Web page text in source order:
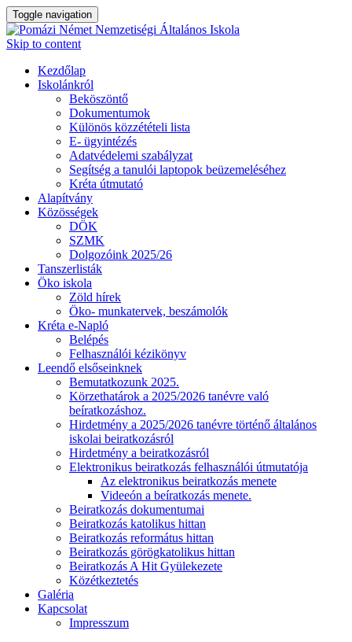
Toggle navigation
Skip to content
Kezdőlap
Iskolánkról
Beköszöntő
Dokumentumok
Különös közzétételi lista
E- ügyintézés
Adatvédelemi szabályzat
Segítség a tanulói laptopok beüzemeléséhez
Kréta útmutató
Alapítvány
Közösségek
DÖK
SZMK
Dolgozóink 2025/26
Tanszerlisták
Öko iskola
Zöld hírek
Öko- munkatervek, beszámolók
Kréta e-Napló
Belépés
Felhasználói kézikönyv
Leendő elsőseinknek
Bemutatkozunk 2025.
Körzethatárok a 2025/2026 tanévre való
beíratkozáshoz.
Hirdetmény a 2025/2026 tanévre történő általános
iskolai beiratkozásról
Hirdetmény a beiratkozásról
Elektronikus beiratkozás felhasználói útmutatója
Az elektronikus beiratkozás menete
Videeón a beíratkozás menete.
Beiratkozás dokumentumai
Beiratkozás katolikus hittan
Beiratkozás református hittan
Beiratkozás görögkatolikus hittan
Beiratkozás A Hit Gyülekezete
Közétkeztetés
Galéria
Kapcsolat
Impresszum